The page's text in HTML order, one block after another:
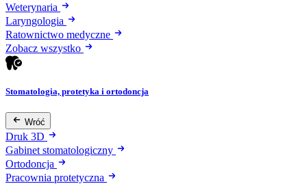
Weterynaria
Laryngologia
Ratownictwo medyczne
Zobacz wszystko
Stomatologia, protetyka i ortodoncja
Wróć
Druk 3D
Gabinet stomatologiczny
Ortodoncja
Pracownia protetyczna